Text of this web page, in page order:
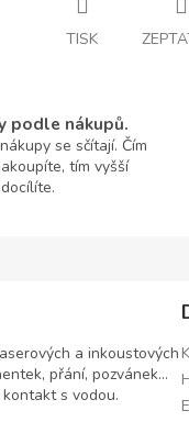
TISK
podle nákupů.
se sčítají. Čím
tím vyšší
a inkoustových
přání, pozvánek...
s vodou.